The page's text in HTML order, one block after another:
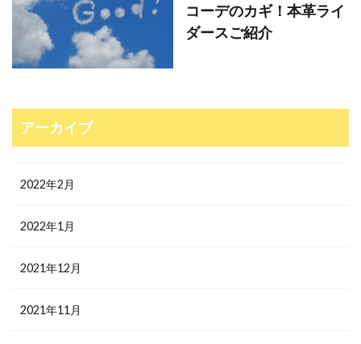
コーデのカギ！本革ライ
ダースご紹介
アーカイブ
2022年2月
2022年1月
2021年12月
2021年11月